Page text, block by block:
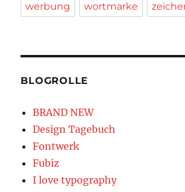
werbung wortmarke
BLOGROLLE
BRAND NEW
Design Tagebuch
Fontwerk
Fubiz
I love typography